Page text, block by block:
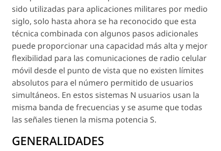
sido utilizadas para aplicaciones militares por medio
siglo, solo hasta ahora se ha reconocido que esta
técnica combinada con algunos pasos adicionales
puede proporcionar una capacidad más alta y mejor
flexibilidad para las comunicaciones de radio celular
móvil desde el punto de vista que no existen límites
absolutos para el número permitido de usuarios
simultáneos. En estos sistemas N usuarios usan la
misma banda de frecuencias y se asume que todas
las señales tienen la misma potencia S.
GENERALIDADES